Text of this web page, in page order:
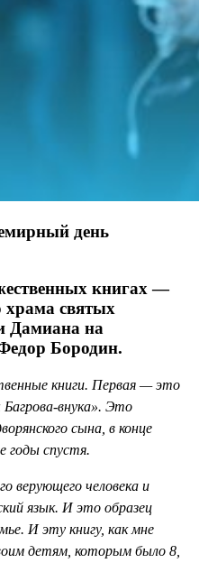
день
книгах —
храма святых
Дамиана на
Бородин.
книги. Первая — это
Багрова-внука». Это
сына, в конце
годы спустя.
верующего человека и
язык. И это образец
И эту книгу, как мне
детям, которым было 8,